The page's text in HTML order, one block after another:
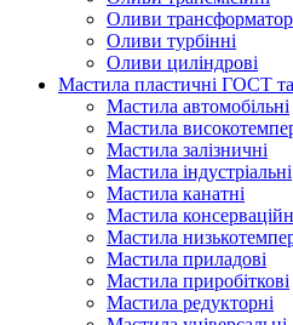
Оливи
Оливи турбінні
Оливи циліндрові
Мастила пластичні ГОСТ
Мастила автомобільні
Мастила
Мастила залізничні
Мастила індустріальні
Мастила канатні
Мастила
Мастила
Мастила приладові
Мастила приробіткові
Мастила редукторні